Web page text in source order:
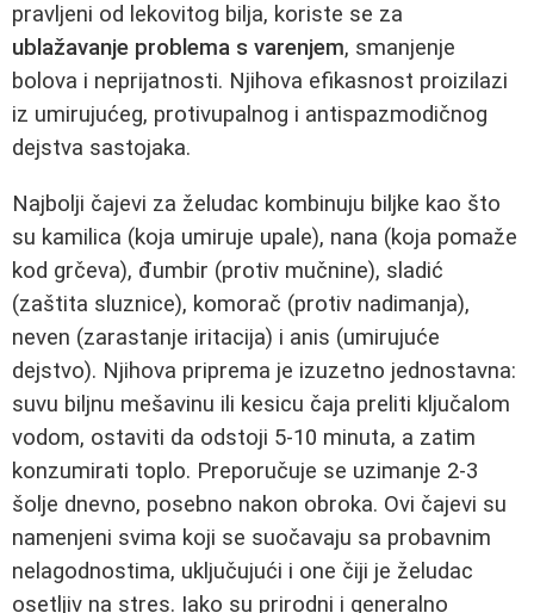
pravljeni od lekovitog bilja, koriste se za
ublažavanje problema s varenjem, smanjenje
bolova i neprijatnosti. Njihova efikasnost proizilazi
iz umirujućeg, protivupalnog i antispazmodičnog
dejstva sastojaka.
Najbolji čajevi za želudac kombinuju biljke kao što
su kamilica (koja umiruje upale), nana (koja pomaže
kod grčeva), đumbir (protiv mučnine), sladić
(zaštita sluznice), komorač (protiv nadimanja),
neven (zarastanje iritacija) i anis (umirujuće
dejstvo). Njihova priprema je izuzetno jednostavna:
suvu biljnu mešavinu ili kesicu čaja preliti ključalom
vodom, ostaviti da odstoji 5-10 minuta, a zatim
konzumirati toplo. Preporučuje se uzimanje 2-3
šolje dnevno, posebno nakon obroka. Ovi čajevi su
namenjeni svima koji se suočavaju sa probavnim
nelagodnostima, uključujući i one čiji je želudac
osetljiv na stres. Iako su prirodni i generalno